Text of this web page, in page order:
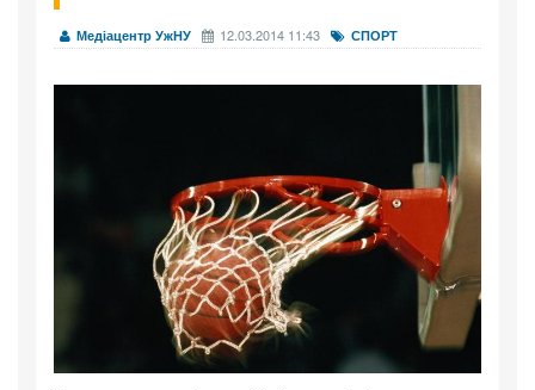
Медіацентр УжНУ 12.03.2014 11:43 СПОРТ